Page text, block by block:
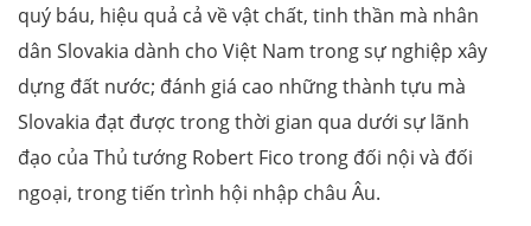
quý báu, hiệu quả cả về vật chất, tinh thần mà nhân
dân Slovakia dành cho Việt Nam trong sự nghiệp xây
dựng đất nước; đánh giá cao những thành tựu mà
Slovakia đạt được trong thời gian qua dưới sự lãnh
đạo của Thủ tướng Robert Fico trong đối nội và đối
ngoại, trong tiến trình hội nhập châu Âu.